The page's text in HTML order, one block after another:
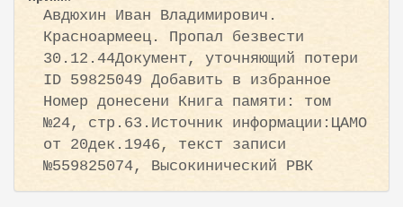
Авдюхин Иван Владимирович.
Красноармеец. Пропал безвести
30.12.44Документ, уточняющий потери
ID 59825049 Добавить в избранное
Номер донесени Книга памяти: том
№24, стр.63.Источник информации:ЦАМО
от 20дек.1946, текст записи
№559825074, Высокинический РВК